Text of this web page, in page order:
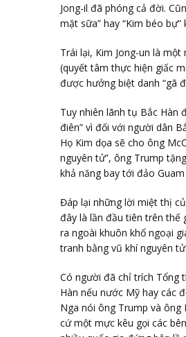
Jong-il đã phóng cả đời.
mặt sữa” hay “Kim béo
Trái lại, Kim Jong-un là
(quyết tâm thực hiện giấc
được hưởng biệt danh “gã
Tuy nhiên lãnh tụ Bắc Hàn
điên” vì đối với người dân
Họ Kim dọa sẽ cho ông
nguyên tử”, ông Trump
khả năng bay tới đảo
Đáp lại những lời miệt thị
đây là lần đầu tiên trên thế
ra ngoài khuôn khổ ngoại
tranh bằng vũ khí nguyên
Có người đã chỉ trích Tổng
Hàn nếu nước Mỹ hay các
Nga nói ông Trump và ông
cứ một mực kêu gọi các